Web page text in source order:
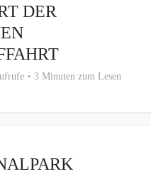
DER
3 Minuten zum Lesen